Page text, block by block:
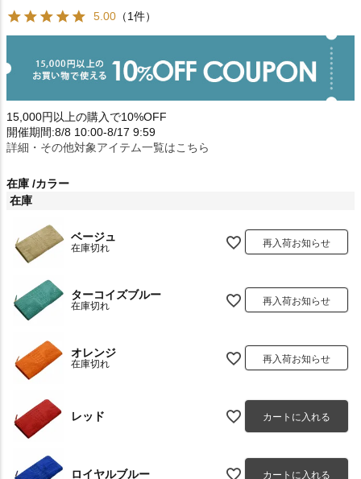
5.00 （1件）
15,000円以上の購入で10%OFF
開催期間:8/8 10:00-8/17 9:59
詳細・その他対象アイテム一覧はこちら
在庫 カラー
在庫
ベージュ
在庫切れ 再入荷お知らせ
ターコイズブルー
在庫切れ 再入荷お知らせ
オレンジ
在庫切れ 再入荷お知らせ
レッド カートに入れる
ロイヤルブルー カートに入れる